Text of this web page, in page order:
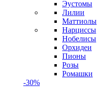
Эустомы
Лилии
Маттиолы
Нарциссы
Нобелисы
Орхидеи
Пионы
Розы
Ромашки
-30%